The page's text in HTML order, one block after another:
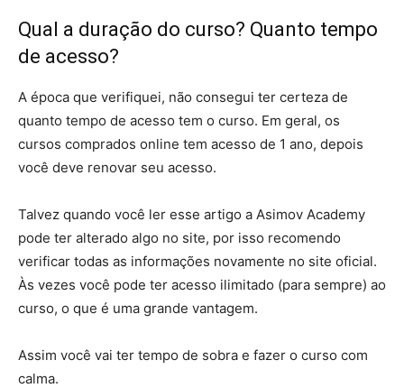
Qual a duração do curso? Quanto tempo
de acesso?
A época que verifiquei, não consegui ter certeza de
quanto tempo de acesso tem o curso. Em geral, os
cursos comprados online tem acesso de 1 ano, depois
você deve renovar seu acesso.
Talvez quando você ler esse artigo a Asimov Academy
pode ter alterado algo no site, por isso recomendo
verificar todas as informações novamente no site oficial.
Às vezes você pode ter acesso ilimitado (para sempre) ao
curso, o que é uma grande vantagem.
Assim você vai ter tempo de sobra e fazer o curso com
calma.